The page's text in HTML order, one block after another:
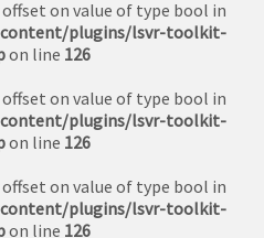
offset on value of type bool in
plugins/lsvr-toolkit-
on line 126
offset on value of type bool in
plugins/lsvr-toolkit-
on line 126
offset on value of type bool in
plugins/lsvr-toolkit-
on line 126